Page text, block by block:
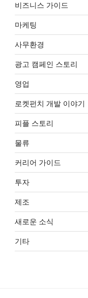
비즈니스 가이드
마케팅
사무환경
광고 캠페인 스토리
영업
로켓펀치 개발 이야기
피플 스토리
물류
커리어 가이드
투자
제조
새로운 소식
기타